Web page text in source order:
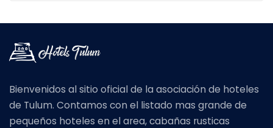
Bienvenidos al sitio oficial de la asociación de hoteles
de Tulum. Contamos con el listado mas grande de
pequeños hoteles en el area, cabañas rusticas